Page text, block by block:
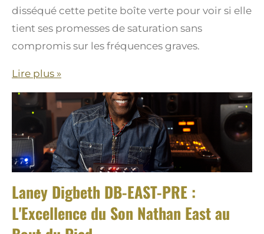
disséqué cette petite boîte verte pour voir si elle
tient ses promesses de saturation sans
compromis sur les fréquences graves.
Lire plus »
Laney Digbeth DB-EAST-PRE :
L'Excellence du Son Nathan East au